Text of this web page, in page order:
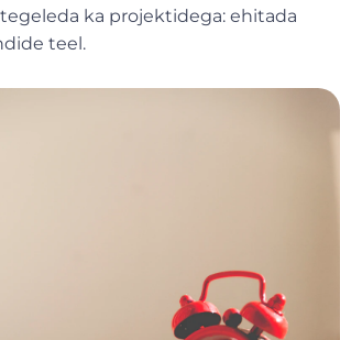
ka projektidega: ehitada
teel.